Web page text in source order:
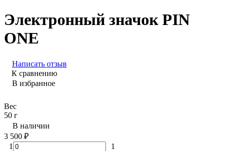
Электронный значок PIN
ONE
Написать отзыв
К сравнению
В избранное
Вес
50 г
В наличии
3 500 ₽
1
1